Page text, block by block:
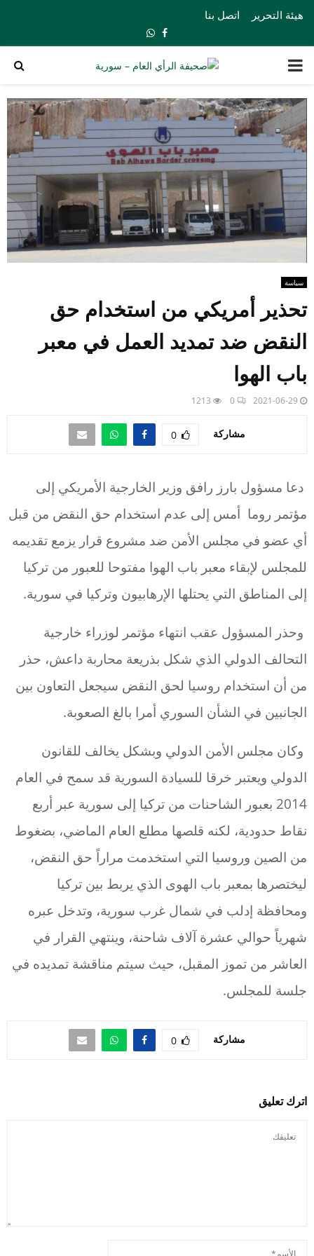
هيئة التحرير اتصل بنا
Facebook
Whatsapp
PRIMARY
MENU
سياسة
تحذير أمريكي من استخدام حق
النقض ضد تمديد العمل في معبر
باب الهوا
2021-06-29
0
1213
مشاركة 0
دعا مسؤول بارز رافق وزير الخارجية الأمريكي إلى
مؤتمر روما أمس إلى عدم استخدام حق النقض من قبل
أي عضو في مجلس الأمن ضد مشروع قرار يزمع تقديمه
للمجلس لإبقاء معبر باب الهوا مفتوحا للعبور من تركيا
إلى المناطق التي يحتلها الإرهابيون وتركيا في سورية.
وحذر المسؤول عقب انتهاء مؤتمر لوزراء خارجية
التحالف الدولي الذي شكل بذريعة محاربة داعش، حذر
من أن استخدام روسيا لحق النقض سيجعل التعاون بين
الجانبين في الشأن السوري أمرا بالغ الصعوبة.
وكان مجلس الأمن الدولي وبشكل يخالف للقانون
الدولي ويعتبر خرقا للسيادة السورية قد سمح في العام
2014 بعبور الشاحنات من تركيا إلى سورية عبر أربع
نقاط حدودية، لكنه قلصها مطلع العام الماضي، بضغوط
من الصين وروسيا التي استخدمت مراراً حق النقض،
ليختصرها بمعبر باب الهوى الذي يربط بين تركيا
ومحافظة إدلب في شمال غرب سورية، وتدخل عبره
شهرياً حوالي عشرة آلاف شاحنة، وينتهي القرار في
العاشر من تموز المقبل، حيث سيتم مناقشة تمديده في
جلسة للمجلس.
مشاركة 0
اترك تعليق